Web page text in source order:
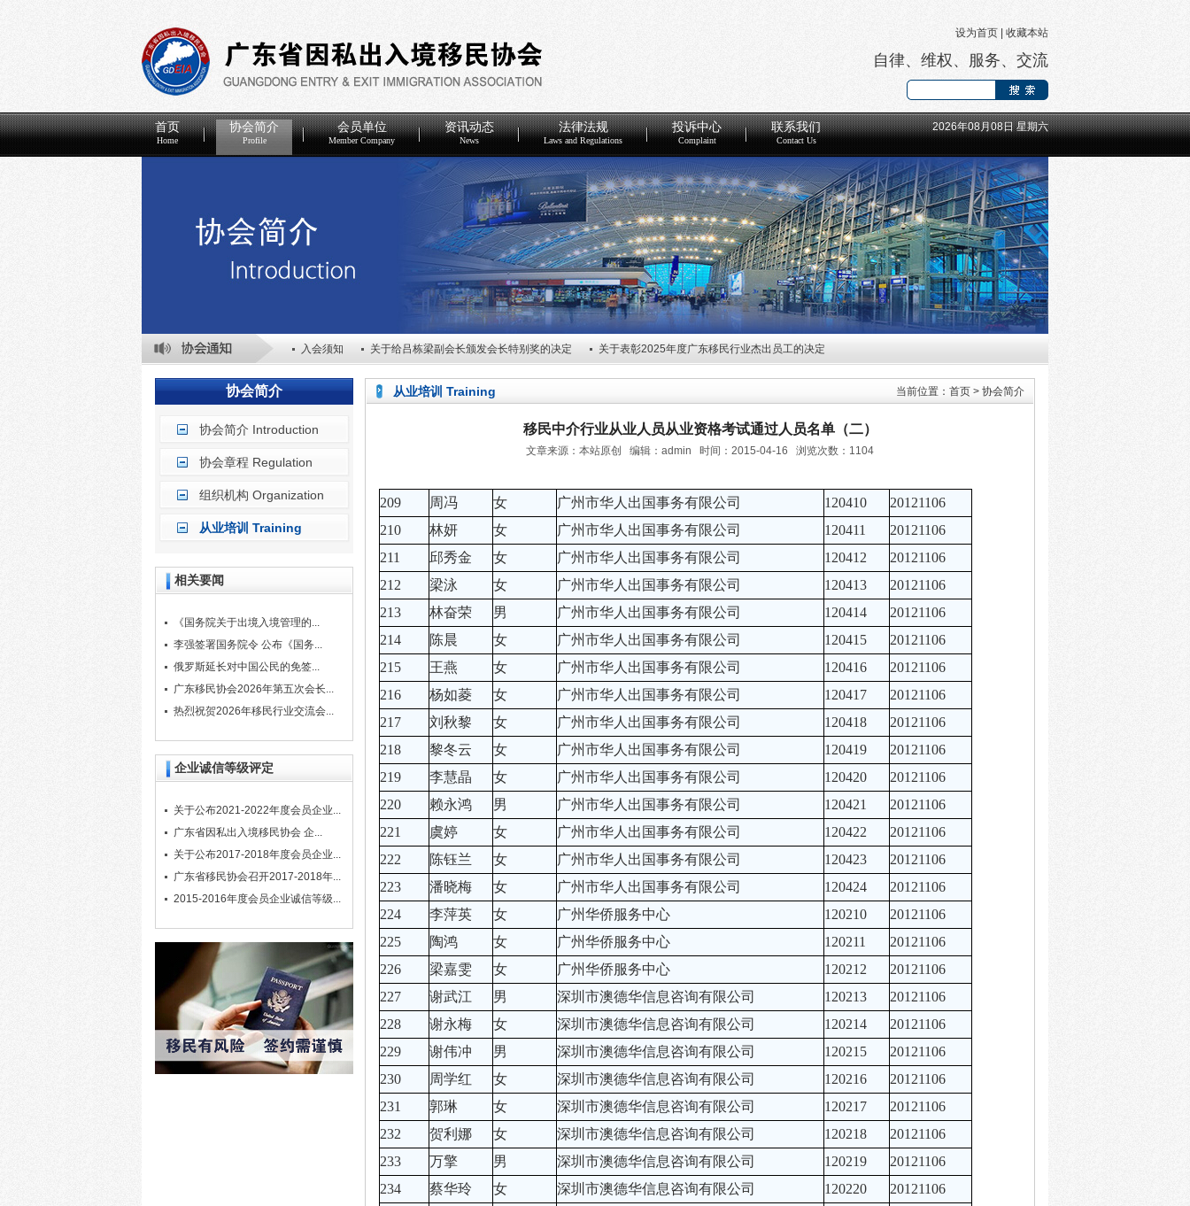
设为首页 收藏本站
自律、维权、服务、交流
首页
Home
协会简介
Profile
会员单位
Member Company
资讯动态
News
法律法规
Laws and Regulations
投诉中心
Complaint
联系我们
Contact Us
2026年08月08日 星期六
入会须知 关于给吕栋梁副会长颁发会长特别奖的决定 关于表彰2025年度广东移民行业杰出员工的决定
关于表彰2025年度优秀会员单位的决定 关于任命广东省因私出入境移民协会第五届理事会谢炎武会长等领导班子成员的通知
协会简介
协会简介 Introduction
协会章程 Regulation
组织机构 Organization
从业培训 Training
相关要闻
《国务院关于出境入境管理的...
李强签署国务院令 公布《国务...
俄罗斯延长对中国公民的免签...
广东移民协会2026年第五次会长...
热烈祝贺2026年移民行业交流会...
企业诚信等级评定
关于公布2021-2022年度会员企业...
广东省因私出入境移民协会 企...
关于公布2017-2018年度会员企业...
广东省移民协会召开2017-2018年...
2015-2016年度会员企业诚信等级...
从业培训 Training 当前位置： 首页 > 协会简介
移民中介行业从业人员从业资格考试通过人员名单（二）
文章来源：本站原创 编辑：admin 时间：2015-04-16 浏览次数：1104
209 周冯 女 广州市华人出国事务有限公司 120410
20121106
210
林妍 女 广州市华人出国事务有限公司 120411
20121106
211
邱秀金 女 广州市华人出国事务有限公司 120412
20121106
212
梁泳 女 广州市华人出国事务有限公司 120413
20121106
213
林奋荣 男 广州市华人出国事务有限公司 120414
20121106
214
陈晨 女 广州市华人出国事务有限公司 120415
20121106
215
王燕 女 广州市华人出国事务有限公司 120416
20121106
216
杨如菱 女 广州市华人出国事务有限公司 120417
20121106
217
刘秋黎 女 广州市华人出国事务有限公司 120418
20121106
218
黎冬云 女 广州市华人出国事务有限公司 120419
20121106
219
李慧晶 女 广州市华人出国事务有限公司 120420
20121106
220
赖永鸿 男 广州市华人出国事务有限公司 120421
20121106
221
虞婷 女 广州市华人出国事务有限公司 120422
20121106
222
陈钰兰 女 广州市华人出国事务有限公司 120423
20121106
223
潘晓梅 女 广州市华人出国事务有限公司 120424
20121106
224
李萍英 女 广州华侨服务中心 120210
20121106
225
陶鸿 女 广州华侨服务中心 120211
20121106
226
梁嘉雯 女 广州华侨服务中心 120212
20121106
227
谢武江 男 深圳市澳德华信息咨询有限公司 120213
20121106
228
谢永梅 女 深圳市澳德华信息咨询有限公司 120214
20121106
229
谢伟冲 男 深圳市澳德华信息咨询有限公司 120215
20121106
230
周学红 女 深圳市澳德华信息咨询有限公司 120216
20121106
231
郭琳 女 深圳市澳德华信息咨询有限公司 120217
20121106
232
贺利娜 女 深圳市澳德华信息咨询有限公司 120218
20121106
233
万擎 男 深圳市澳德华信息咨询有限公司 120219
20121106
234
蔡华玲 女 深圳市澳德华信息咨询有限公司 120220
20121106